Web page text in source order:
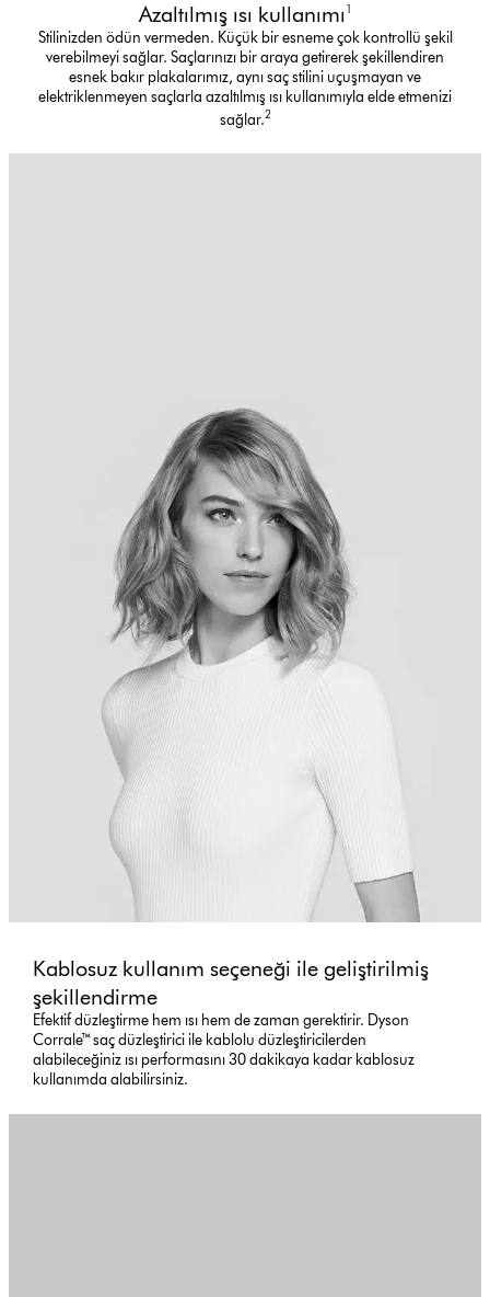
Azaltılmış ısı kullanımı 1
Stilinizden ödün vermeden. Küçük bir esneme çok kontrollü şekil
verebilmeyi sağlar. Saçlarınızı bir araya getirerek şekillendiren
esnek bakır plakalarımız, aynı saç stilini uçuşmayan ve
elektriklenmeyen saçlarla azaltılmış ısı kullanımıyla elde etmenizi
sağlar.2
Kablosuz kullanım seçeneği ile geliştirilmiş
şekillendirme
Efektif düzleştirme hem ısı hem de zaman gerektirir. Dyson
Corrale™ saç düzleştirici ile kablolu düzleştiricilerden
alabileceğiniz ısı performasını 30 dakikaya kadar kablosuz
kullanımda alabilirsiniz.